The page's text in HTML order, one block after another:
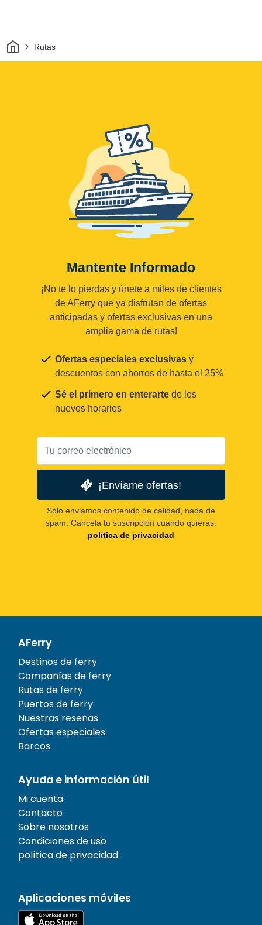
InicioRutas
Mantente Informado
¡No te lo pierdas y únete a miles de clientes
de AFerry que ya disfrutan de ofertas
anticipadas y ofertas exclusivas en una
amplia gama de rutas!
Ofertas especiales exclusivas y
descuentos con ahorros de hasta el 25%
Sé el primero en enterarte de los
nuevos horarios
¡Envíame ofertas!
Sólo enviamos contenido de calidad, nada de
spam. Cancela tu suscripción cuando quieras.
política de privacidad
AFerry
Destinos de ferry
Compañías de ferry
Rutas de ferry
Puertos de ferry
Nuestras reseñas
Ofertas especiales
Barcos
Ayuda e información útil
Mi cuenta
Contacto
Sobre nosotros
Condiciones de uso
política de privacidad
Aplicaciones móviles